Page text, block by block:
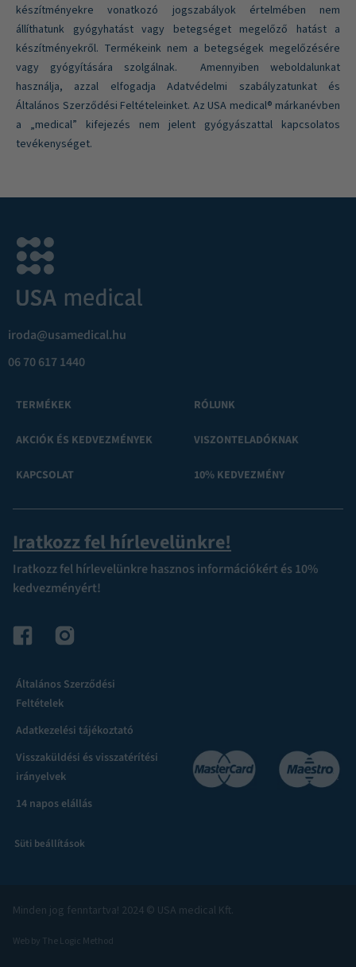
készítményekre vonatkozó jogszabályok értelmében nem
állíthatunk gyógyhatást vagy betegséget megelőző hatást a
készítményekről. Termékeink nem a betegségek megelőzésére
vagy gyógyítására szolgálnak. Amennyiben weboldalunkat
használja, azzal elfogadja Adatvédelmi szabályzatunkat és
Általános Szerződési Feltételeinket. Az USA medical® márkanévben
a „medical” kifejezés nem jelent gyógyászattal kapcsolatos
tevékenységet.
iroda@usamedical.hu
06 70 617 1440
TERMÉKEK
AKCIÓK ÉS KEDVEZMÉNYEK
KAPCSOLAT
RÓLUNK
VISZONTELADÓKNAK
10% KEDVEZMÉNY
Iratkozz fel hírlevelünkre!
Iratkozz fel hírlevelünkre hasznos információkért és 10%
kedvezményért!
Általános Szerződési
Feltételek
Adatkezelési tájékoztató
Visszaküldési és visszatérítési
irányelvek
14 napos elállás
Süti beállítások
Minden jog fenntartva! 2024 © USA medical Kft.
Web by The Logic Method